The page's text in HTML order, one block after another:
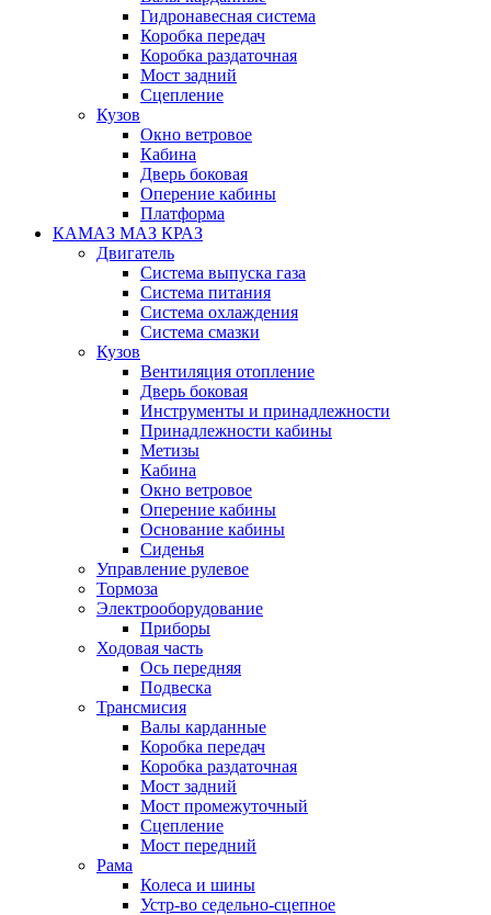
Гидронавесная система
Коробка передач
Коробка раздаточная
Мост задний
Сцепление
Кузов
Окно ветровое
Кабина
Дверь боковая
Оперение кабины
Платформа
КАМАЗ МАЗ КРАЗ
Двигатель
Система выпуска газа
Система питания
Система охлаждения
Система смазки
Кузов
Вентиляция отопление
Дверь боковая
Инструменты и принадлежности
Принадлежности кабины
Метизы
Кабина
Окно ветровое
Оперение кабины
Основание кабины
Сиденья
Управление рулевое
Тормоза
Электрооборудование
Приборы
Ходовая часть
Ось передняя
Подвеска
Трансмисия
Валы карданные
Коробка передач
Коробка раздаточная
Мост задний
Мост промежуточный
Сцепление
Мост передний
Рама
Колеса и шины
Устр-во седельно-сцепное